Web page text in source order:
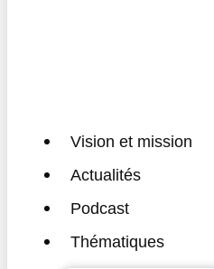
Vision et mission
Actualités
Podcast
Thématiques